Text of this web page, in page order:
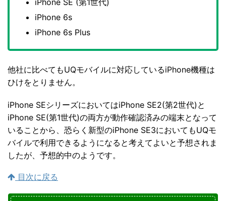
iPhone 6s
iPhone 6s Plus
他社に比べてもUQモバイルに対応しているiPhone機種は
ひけをとりません。
iPhone SEシリーズにおいてはiPhone SE2(第2世代)と
iPhone SE(第1世代)の両方が動作確認済みの端末となって
いることから、恐らく新型のiPhone SE3においてもUQモ
バイルで利用できるようになると考えてよいと予想されま
したが、予想的中のようです。
目次に戻る